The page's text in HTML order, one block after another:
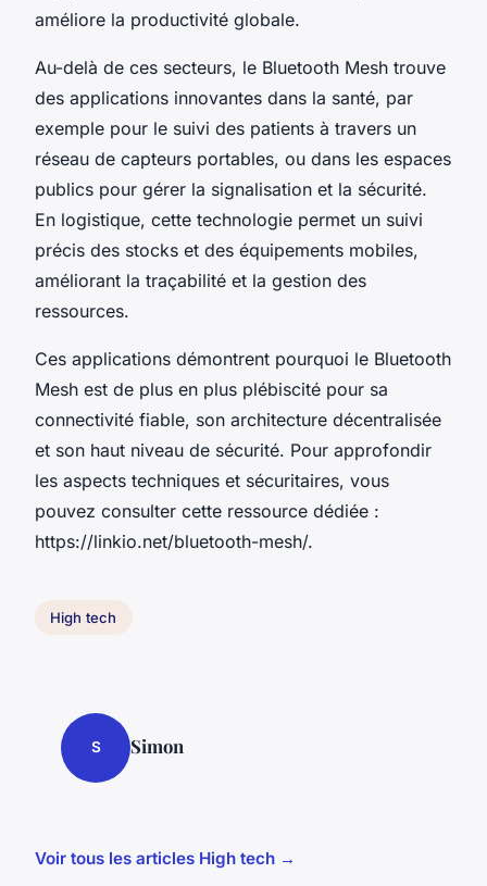
améliore la productivité globale.
Au-delà de ces secteurs, le Bluetooth Mesh trouve
des applications innovantes dans la santé, par
exemple pour le suivi des patients à travers un
réseau de capteurs portables, ou dans les espaces
publics pour gérer la signalisation et la sécurité.
En logistique, cette technologie permet un suivi
précis des stocks et des équipements mobiles,
améliorant la traçabilité et la gestion des
ressources.
Ces applications démontrent pourquoi le Bluetooth
Mesh est de plus en plus plébiscité pour sa
connectivité fiable, son architecture décentralisée
et son haut niveau de sécurité. Pour approfondir
les aspects techniques et sécuritaires, vous
pouvez consulter cette ressource dédiée :
https://linkio.net/bluetooth-mesh/.
High tech
S Simon
Voir tous les articles High tech →